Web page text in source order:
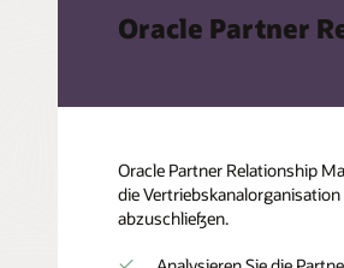
Oracle Partner
Oracle Partner Relationship
die
abzuschließen.